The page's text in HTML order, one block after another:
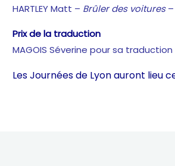
HARTLEY Matt – Brûler des voitures–
Prix de la traduction
MAGOIS Séverine pour sa
Les Journées de Lyon auront lieu